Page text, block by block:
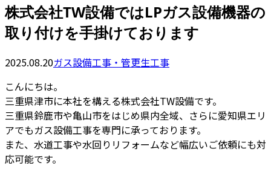
株式会社TW設備ではLPガス設備機器の
取り付けを手掛けております
2025.08.20ガス設備工事・管更生工事
こんにちは。
三重県津市に本社を構える株式会社TW設備です。
三重県鈴鹿市や亀山市をはじめ県内全域、さらに愛知県エリ
アでもガス設備工事を専門に承っております。
また、水道工事や水回りリフォームなど幅広いご依頼にも対
応可能です。